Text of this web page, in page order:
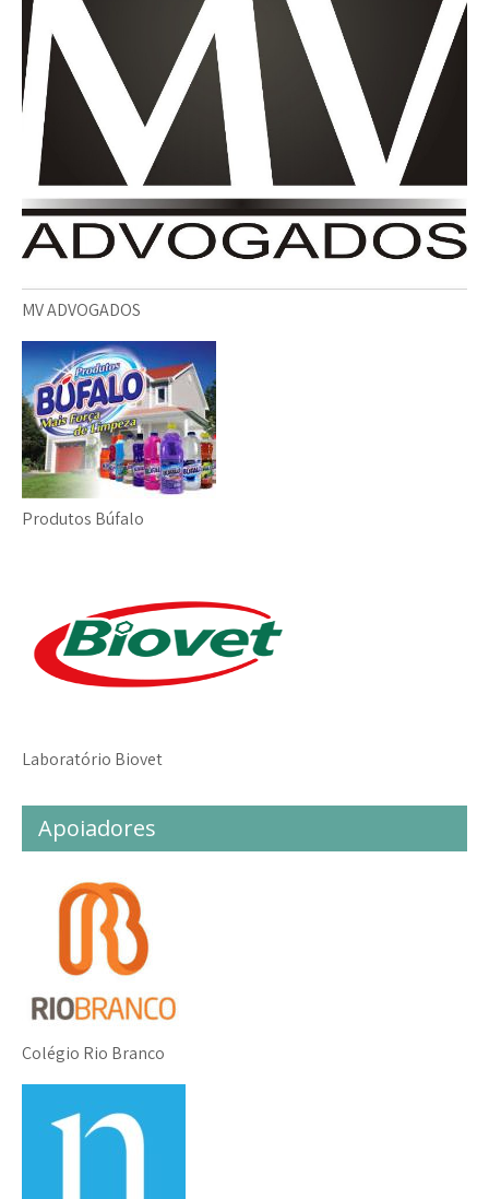
MV ADVOGADOS
Produtos Búfalo
Laboratório Biovet
Apoiadores
Colégio Rio Branco